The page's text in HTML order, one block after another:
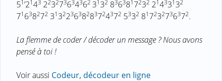
51’2143 223273634362 3132 8363817232 21433132
71 638272 313223638283724372 5332 817232736372.
La flemme de coder / décoder un message ? Nous avons
pensé à toi !
Voir aussi Codeur, décodeur en ligne